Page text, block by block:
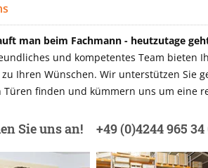
man beim Fachmann - heutzutage
und kompetentes Team bieten
zu Ihren Wünschen. Wir unterstützen Sie
Türen finden und kümmern uns um eine
Sie uns an! +49 (0)4244 965 34